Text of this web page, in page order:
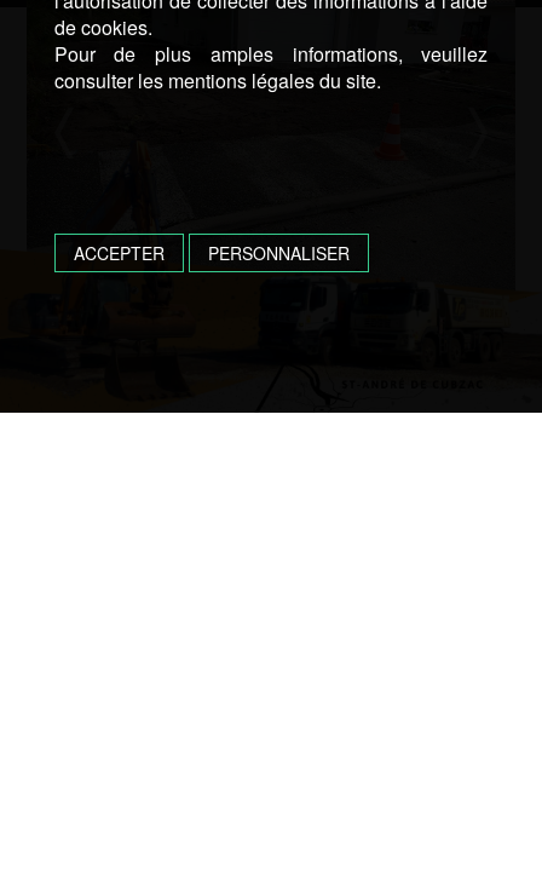
de cookies.
Pour de plus amples informations, veuillez
consulter les mentions légales du site.
ACCEPTER PERSONNALISER